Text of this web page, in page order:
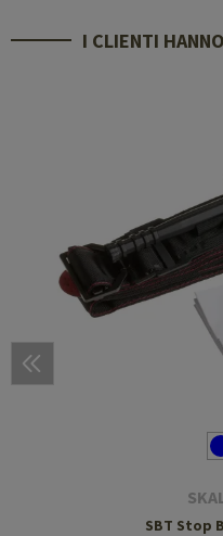
I CLIENTI
SBT Stop